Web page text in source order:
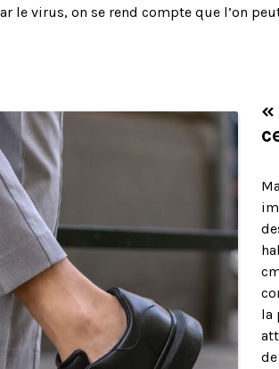
le virus, on se rend compte que l’on
«
la